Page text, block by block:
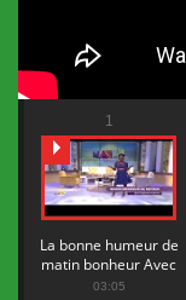
1
La bonne humeur de
matin bonheur Avec
Flopy Mendosa
03:05